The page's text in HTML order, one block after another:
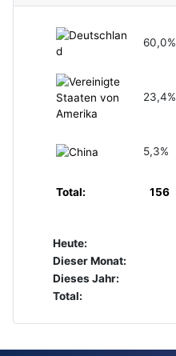
60,0%
23,4%
5,3%
Total: 156
Heute:
Dieser Monat:
Dieses Jahr:
Total: